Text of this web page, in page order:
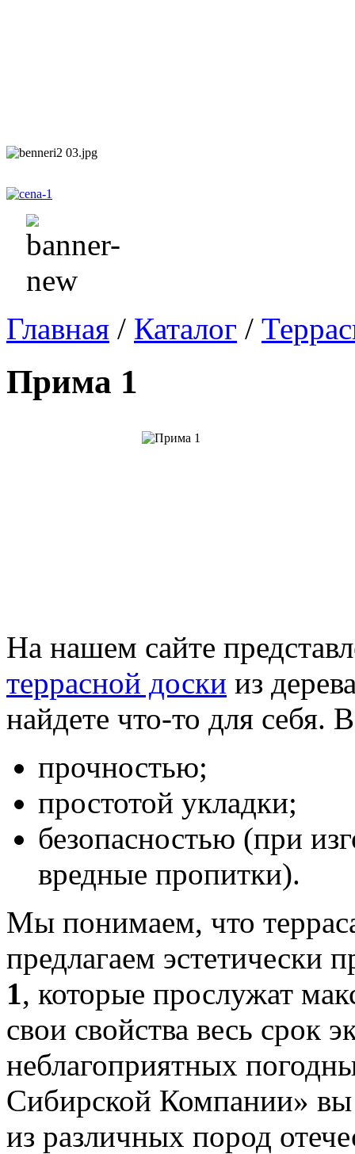
Главная / Каталог /
Прима 1
На нашем сайте
террасной доски из
найдете что-то для себя.
прочностью;
простотой укладки;
безопасностью (при
вредные пропитки).
Мы понимаем, что
предлагаем эстетически
1, которые прослужат
свои свойства весь срок
неблагоприятных
Сибирской Компании» вы
из различных пород